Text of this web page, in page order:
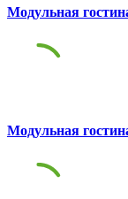
Модульная
Модульная